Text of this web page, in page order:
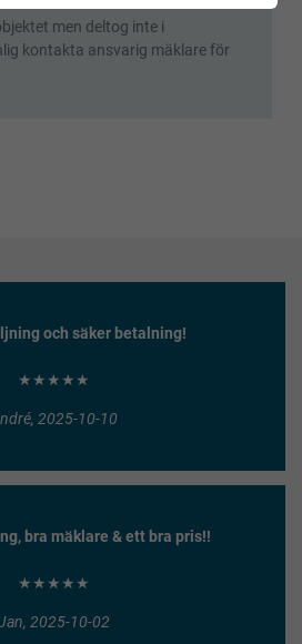
men deltog inte i
kontakta ansvarig mäklare för
och säker betalning!
★★★★★
2025-10-10
bra mäklare & ett bra pris!!
★★★★★
2025-10-02